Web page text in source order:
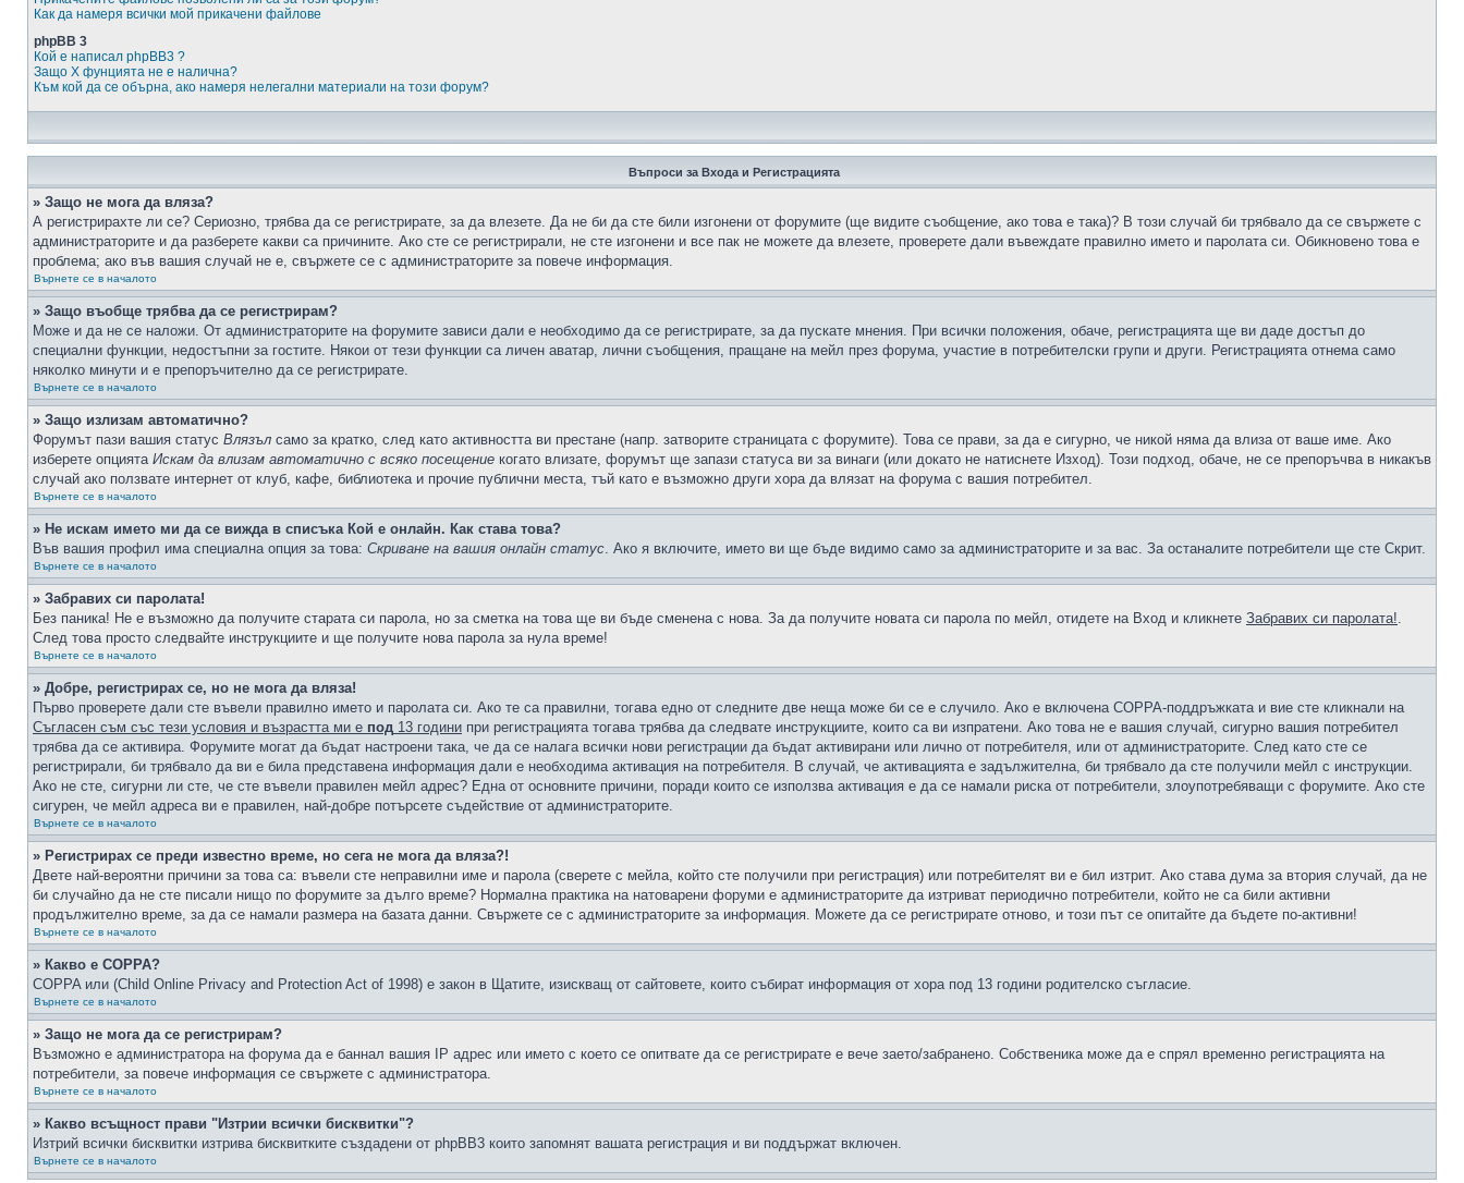
Как да намеря всички мой прикачени файлове
phpBB 3
Кой е написал phpBB3 ?
Защо X фунцията не е налична?
Към кой да се обърна, ако намеря нелегални материали на този форум?
Въпроси за Входа и Регистрацията
» Защо не мога да вляза?
А регистрирахте ли се? Сериозно, трябва да се регистрирате, за да влезете. Да не би да сте били изгонени от форумите (ще видите съобщение, ако това е така)? В този случай би трябвало да се свържете с
администраторите и да разберете какви са причините. Ако сте се регистрирали, не сте изгонени и все пак не можете да влезете, проверете дали въвеждате правилно името и паролата си. Обикновено това е
проблема; ако във вашия случай не е, свържете се с администраторите за повече информация.
Върнете се в началото
» Защо въобще трябва да се регистрирам?
Може и да не се наложи. От администраторите на форумите зависи дали е необходимо да се регистрирате, за да пускате мнения. При всички положения, обаче, регистрацията ще ви даде достъп до
специални функции, недостъпни за гостите. Някои от тези функции са личен аватар, лични съобщения, пращане на мейл през форума, участие в потребителски групи и други. Регистрацията отнема само
няколко минути и е препоръчително да се регистрирате.
Върнете се в началото
» Защо излизам автоматично?
Форумът пази вашия статус Влязъл само за кратко, след като активността ви престане (напр. затворите страницата с форумите). Това се прави, за да е сигурно, че никой няма да влиза от ваше име. Ако
изберете опцията Искам да влизам автоматично с всяко посещение когато влизате, форумът ще запази статуса ви за винаги (или докато не натиснете Изход). Този подход, обаче, не се препоръчва в никакъв
случай ако ползвате интернет от клуб, кафе, библиотека и прочие публични места, тъй като е възможно други хора да влязат на форума с вашия потребител.
Върнете се в началото
» Не искам името ми да се вижда в списъка Кой е онлайн. Как става това?
Във вашия профил има специална опция за това: Скриване на вашия онлайн статус. Ако я включите, името ви ще бъде видимо само за администраторите и за вас. За останалите потребители ще сте Скрит.
Върнете се в началото
» Забравих си паролата!
Без паника! Не е възможно да получите старата си парола, но за сметка на това ще ви бъде сменена с нова. За да получите новата си парола по мейл, отидете на Вход и кликнете Забравих си паролата!.
След това просто следвайте инструкциите и ще получите нова парола за нула време!
Върнете се в началото
» Добре, регистрирах се, но не мога да вляза!
Първо проверете дали сте въвели правилно името и паролата си. Ако те са правилни, тогава едно от следните две неща може би се е случило. Ако е включена COPPA-поддръжката и вие сте кликнали на
Съгласен съм със тези условия и възрастта ми е под 13 години при регистрацията тогава трябва да следвате инструкциите, които са ви изпратени. Ако това не е вашия случай, сигурно вашия потребител
трябва да се активира. Форумите могат да бъдат настроени така, че да се налага всички нови регистрации да бъдат активирани или лично от потребителя, или от администраторите. След като сте се
регистрирали, би трябвало да ви е била представена информация дали е необходима активация на потребителя. В случай, че активацията е задължителна, би трябвало да сте получили мейл с инструкции.
Ако не сте, сигурни ли сте, че сте въвели правилен мейл адрес? Една от основните причини, поради които се използва активация е да се намали риска от потребители, злоупотребяващи с форумите. Ако сте
сигурен, че мейл адреса ви е правилен, най-добре потърсете съдействие от администраторите.
Върнете се в началото
» Регистрирах се преди известно време, но сега не мога да вляза?!
Двете най-вероятни причини за това са: въвели сте неправилни име и парола (сверете с мейла, който сте получили при регистрация) или потребителят ви е бил изтрит. Ако става дума за втория случай, да не
би случайно да не сте писали нищо по форумите за дълго време? Нормална практика на натоварени форуми е администраторите да изтриват периодично потребители, който не са били активни
продължително време, за да се намали размера на базата данни. Свържете се с администраторите за информация. Можете да се регистрирате отново, и този път се опитайте да бъдете по-активни!
Върнете се в началото
» Какво е COPPA?
COPPA или (Child Online Privacy and Protection Act of 1998) е закон в Щатите, изискващ от сайтовете, които събират информация от хора под 13 години родителско съгласие.
Върнете се в началото
» Защо не мога да се регистрирам?
Възможно е администратора на форума да е баннал вашия IP адрес или името с което се опитвате да се регистрирате е вече заето/забранено. Собственика може да е спрял временно регистрацията на
потребители, за повече информация се свържете с администратора.
Върнете се в началото
» Какво всъщност прави "Изтрии всички бисквитки"?
Изтрий всички бисквитки изтрива бисквитките създадени от phpBB3 които запомнят вашата регистрация и ви поддържат включен.
Върнете се в началото